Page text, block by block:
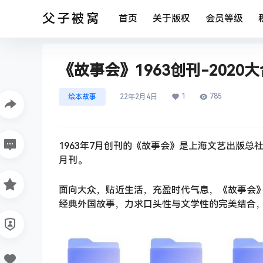
父子被窝 首页 关于版权 会员等级
《故事会》1963创刊-2020
绘本故事 22年2月4日 1 785
1963年7月创刊的《故事会》是上海文艺出版总
月刊。
面向大众，贴近生活，充盈时代气息，《故事会
经典外国故事，力求口头性与文学性的完美结合